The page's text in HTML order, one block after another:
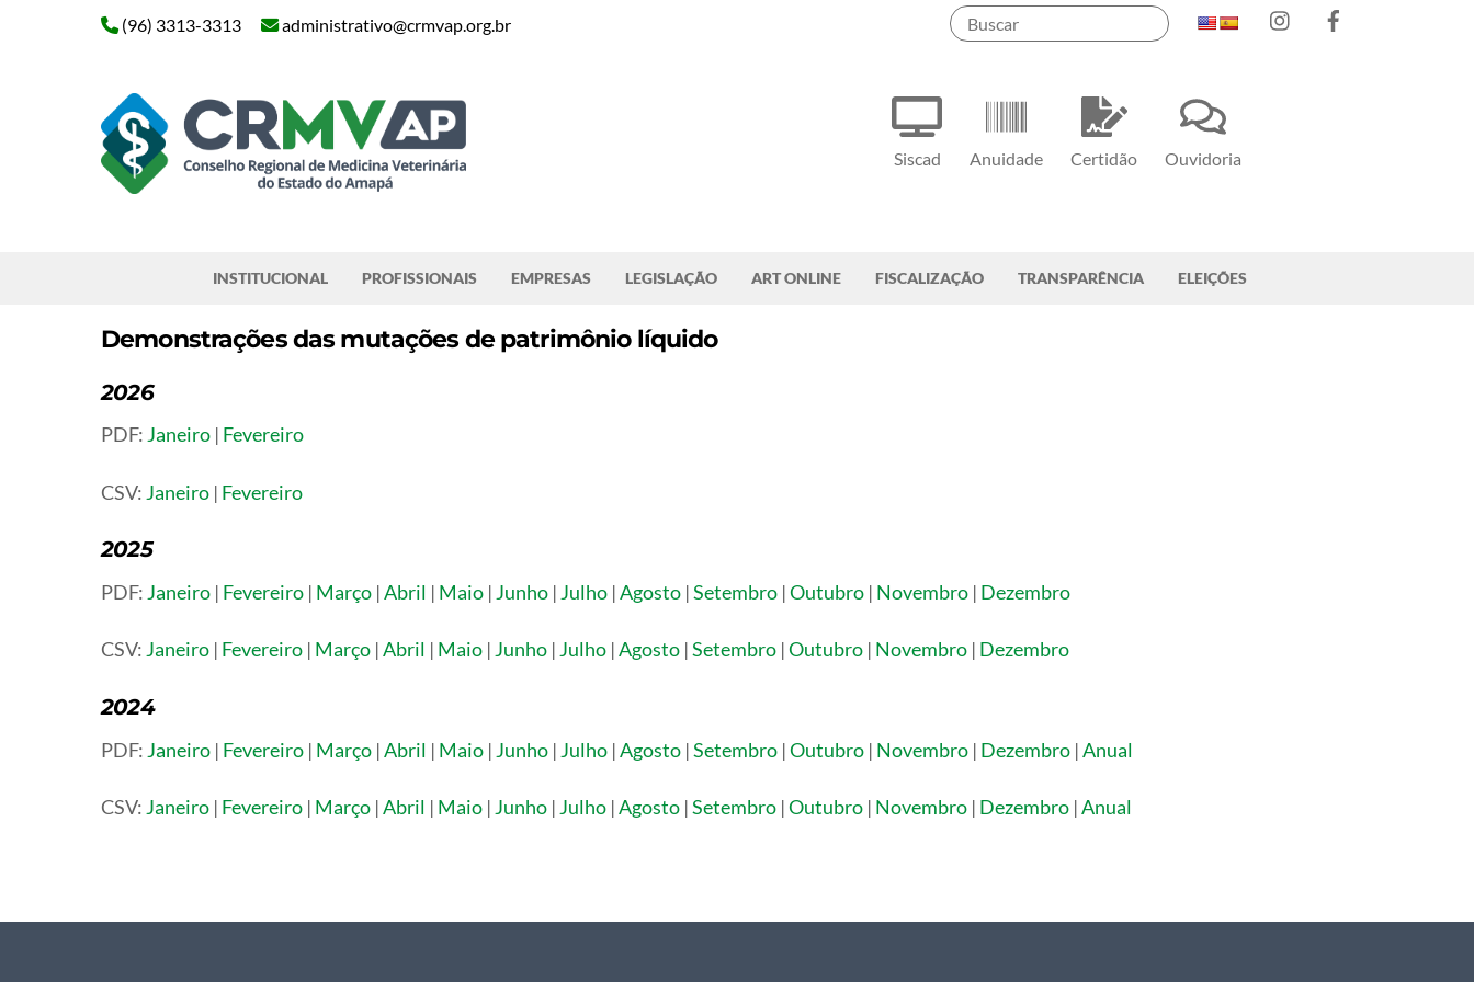
Siscad Anuidade Certidão Ouvidoria
Instagram
(96) 3313-3313
administrativo@crmvap.org.br
INSTITUCIONAL PROFISSIONAIS EMPRESAS LEGISLAÇÃO ART ONLINE FISCALIZAÇÃO TRANSPARÊNCIA ELEIÇÕES
Demonstrações das mutações de patrimônio líquido
2026
PDF:Janeiro | Fevereiro
CSV: Janeiro | Fevereiro
2025
PDF: Janeiro | Fevereiro | Março |Abril | Maio | Junho | Julho |Agosto |Setembro |Outubro | Novembro | Dezembro
CSV:Janeiro | Fevereiro | Março |Abril | Maio |Junho |Julho |Agosto |Setembro |Outubro | Novembro | Dezembro
2024
PDF: Janeiro | Fevereiro | Março |Abril | Maio | Junho | Julho |Agosto |Setembro |Outubro | Novembro | Dezembro |Anual
CSV: Janeiro | Fevereiro | Março |Abril | Maio | Junho | Julho |Agosto |Setembro |Outubro | Novembro | Dezembro |Anual